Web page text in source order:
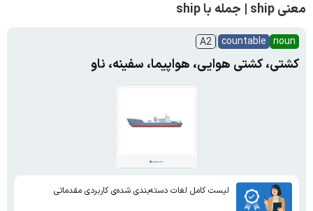
معنی ship | جمله با ship
noun
countable
A2
کشتی، کشتی هوایی، هواپیما، سفینه، ناو
لیست کامل لغات دسته‌بندی شده‌ی کاربردی مقدماتی